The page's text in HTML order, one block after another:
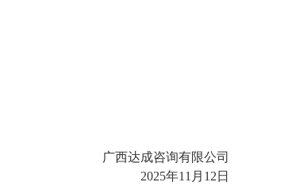
广西达成咨询有限公司
2025年11月12日